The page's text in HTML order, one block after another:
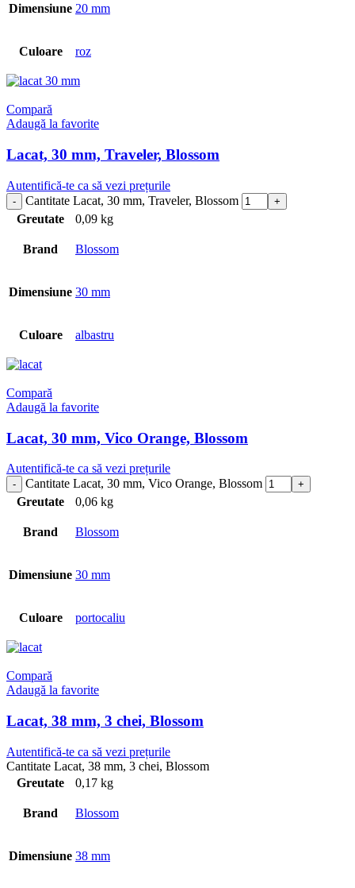
Dimensiune 20 mm
Culoare roz
Compară
Adaugă la favorite
Lacat, 30 mm, Traveler, Blossom
Autentifică-te ca să vezi prețurile
Cantitate Lacat, 30 mm, Traveler, Blossom
Greutate
0,09 kg
Brand Blossom
Dimensiune 30 mm
Culoare albastru
Compară
Adaugă la favorite
Lacat, 30 mm, Vico Orange, Blossom
Autentifică-te ca să vezi prețurile
Cantitate Lacat, 30 mm, Vico Orange, Blossom
Greutate
0,06 kg
Brand Blossom
Dimensiune 30 mm
Culoare portocaliu
Compară
Adaugă la favorite
Lacat, 38 mm, 3 chei, Blossom
Autentifică-te ca să vezi prețurile
Cantitate Lacat, 38 mm, 3 chei, Blossom
Greutate
0,17 kg
Brand Blossom
Dimensiune 38 mm